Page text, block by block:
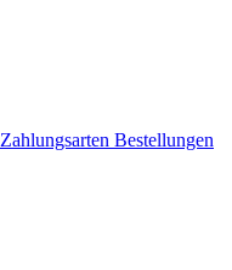
Zahlungsarten Bestellungen